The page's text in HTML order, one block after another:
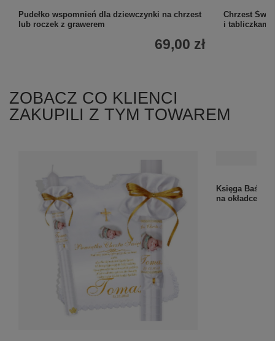
Pudełko wspomnień dla dziewczynki na chrzest
lub roczek z grawerem
69,00 zł
Chrzest
i tabliczkami
ZOBACZ CO KLIENCI
ZAKUPILI Z TYM TOWAREM